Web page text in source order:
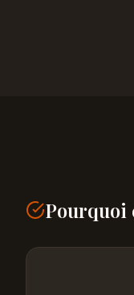
Pourquoi